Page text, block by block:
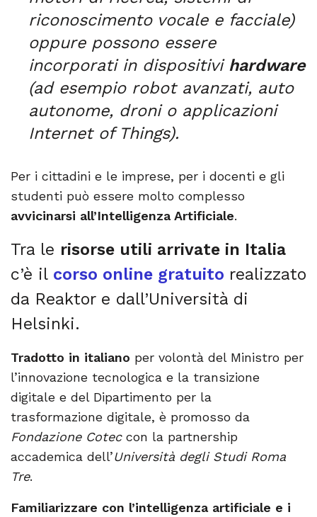
riconoscimento vocale e facciale)
oppure possono essere
incorporati in dispositivi hardware
(ad esempio robot avanzati, auto
autonome, droni o applicazioni
Internet of Things).
Per i cittadini e le imprese, per i docenti e gli
studenti può essere molto complesso
avvicinarsi all’Intelligenza Artificiale.
Tra le risorse utili arrivate in Italia
c’è il corso online gratuito realizzato
da Reaktor e dall’Università di
Helsinki.
Tradotto in italiano per volontà del Ministro per
l’innovazione tecnologica e la transizione
digitale e del Dipartimento per la
trasformazione digitale, è promosso da
Fondazione Coteccon la partnership
accademica dell’Università degli Studi Roma
Tre.
Familiarizzare con l’intelligenza artificiale e i